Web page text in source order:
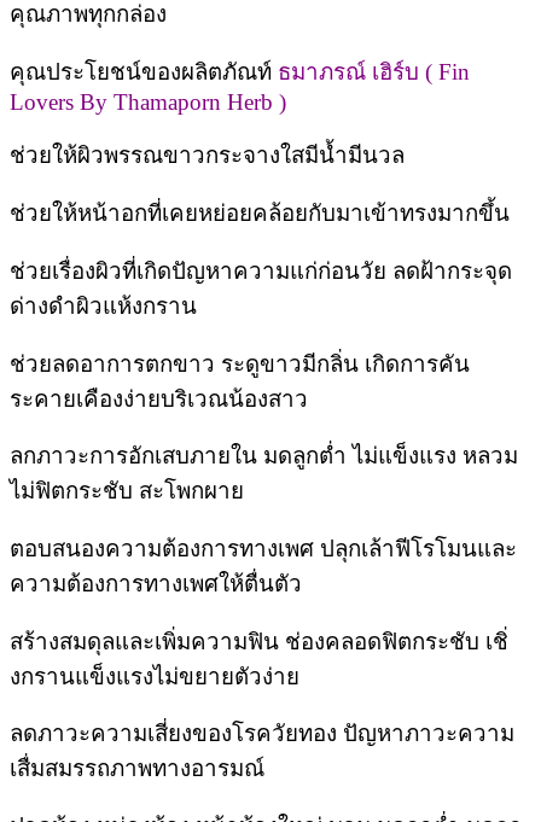
คุณภาพทุกกล่อง
คุณประโยชน์ของผลิตภัณท์ ธมาภรณ์ เฮิร์บ ( Fin
Lovers By Thamaporn Herb )
ช่วยให้ผิวพรรณขาวกระจางใสมีน้ำมีนวล
ช่วยให้หน้าอกที่เคยหย่อยคล้อยกับมาเข้าทรงมากขึ้น
ช่วยเรื่องผิวที่เกิดปัญหาความแก่ก่อนวัย ลดฝ้ากระจุด
ด่างดำผิวแห้งกราน
ช่วยลดอาการตกขาว ระดูขาวมีกลิ่น เกิดการคัน
ระคายเคืองง่ายบริเวณน้องสาว
ลกภาวะการอักเสบภายใน มดลูกต่ำ ไม่แข็งแรง หลวม
ไม่ฟิตกระชับ สะโพกผาย
ตอบสนองความต้องการทางเพศ ปลุกเล้าฟีโรโมนและ
ความต้องการทางเพศให้ตื่นตัว
สร้างสมดุลและเพิ่มความฟิน ช่องคลอดฟิตกระชับ เชิ่
งกรานแข็งแรงไม่ขยายตัวง่าย
ลดภาวะความเสี่ยงของโรควัยทอง ปัญหาภาวะความ
เสื่มสมรรถภาพทางอารมณ์